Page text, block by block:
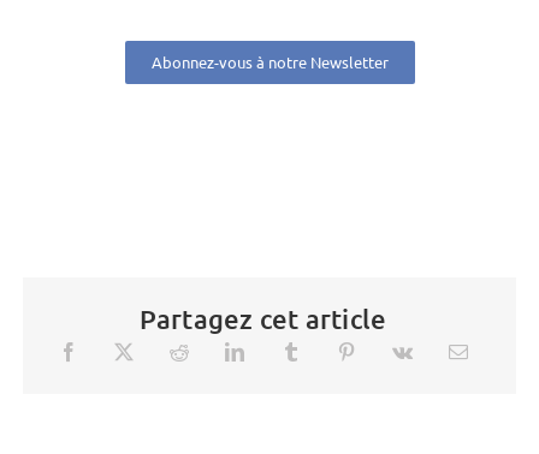
Abonnez-vous à notre Newsletter
Partagez cet article